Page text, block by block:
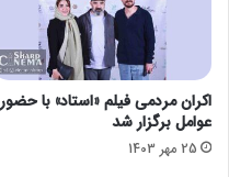
م
ر
ی
ع
ا
ن
م
اکران مردمی فیلم «استاد» با حضور
عوامل برگزار شد
25 مهر 1403